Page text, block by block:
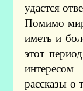
удастся
Помимо
иметь и
этот
рассказы о